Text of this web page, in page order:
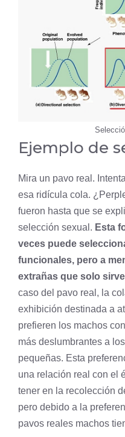
Ejemplo de
Mira un pavo real.
esa ridícula cola.
fueron hasta que se
selección sexual. Esta
veces puede
funcionales, pero a
extrañas que solo
caso del pavo real, la
exhibición destinada a
prefieren los machos
más deslumbrantes a
pequeñas. Esta
una relación real con el
tener en la recolección
pero debido a la
pavos reales machos